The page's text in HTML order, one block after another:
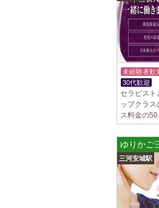
未経験者歓
30代歓迎
セラピスト
ップクラ
ス料金の
ゆりかご
三河安城駅